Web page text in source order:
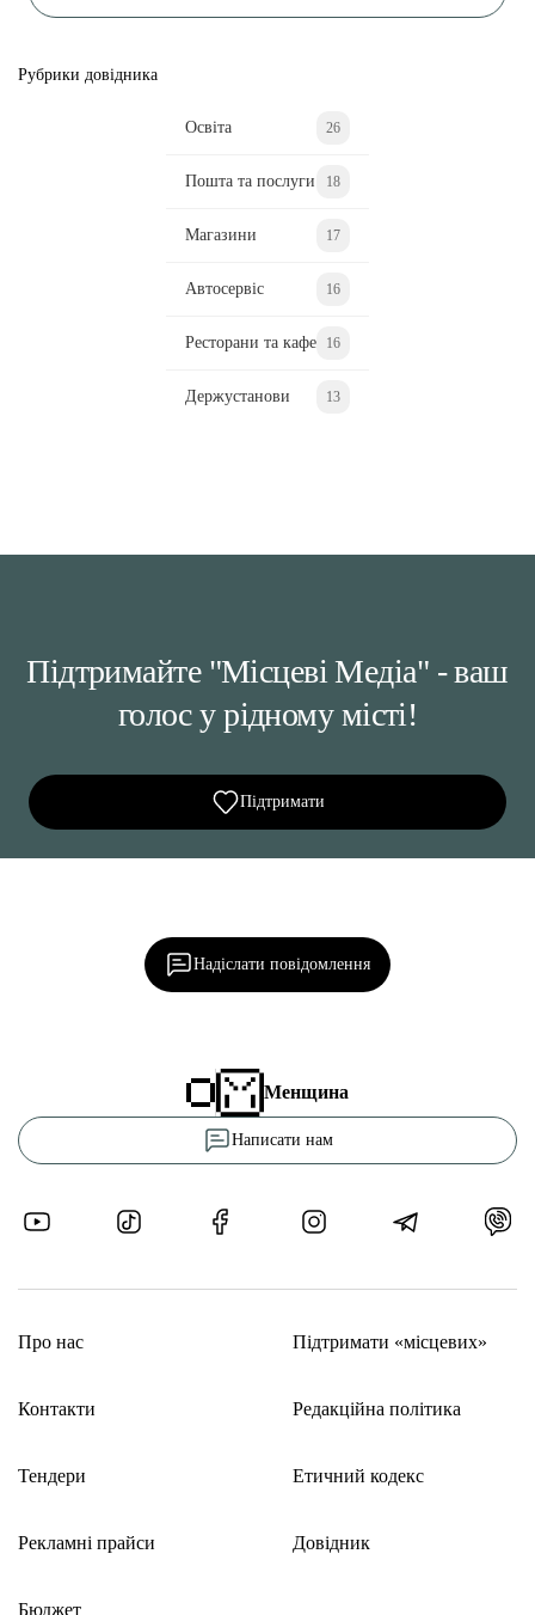
Рубрики довідника
Освіта 26
Пошта та послуги 18
Магазини 17
Автосервіс 16
Ресторани та кафе 16
Держустанови 13
Підтримайте "Місцеві Медіа" - ваш
голос у рідному місті!
Підтримати
Надіслати повідомлення
Менщина
Написати нам
Про нас
Контакти
Тендери
Рекламні прайси
Бюджет
Підтримати «місцевих»
Редакційна політика
Етичний кодекс
Довідник